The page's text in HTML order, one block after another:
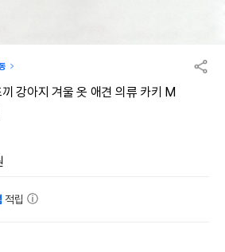
강아지 겨울 옷 애견 의류 카키 M
적립